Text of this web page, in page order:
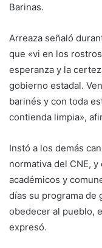
Barinas.
Arreaza señaló
que «vi en los
esperanza y la
gobierno estadal.
barinés y con toda
contienda limpia»,
Instó a los demás
normativa del CNE,
académicos y
días su programa de
obedecer al pueblo,
expresó.